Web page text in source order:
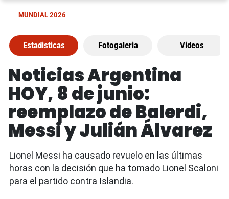
MUNDIAL 2026
Estadisticas Fotogaleria Videos
Noticias Argentina
HOY, 8 de junio:
reemplazo de Balerdi,
Messi y Julián Álvarez
Lionel Messi ha causado revuelo en las últimas
horas con la decisión que ha tomado Lionel Scaloni
para el partido contra Islandia.